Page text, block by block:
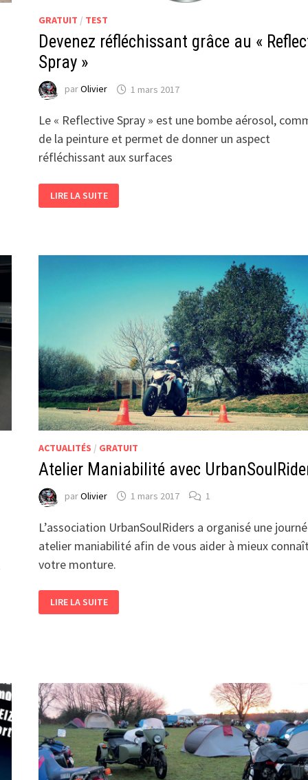
GRATUIT / TEST
Devenez réfléchissant grâce au «
Spray »
parOlivier 1 mars 2017
Le « Reflective Spray » est une bombe aérosol,
de la peinture et permet de donner un aspect
réfléchissant aux surfaces
RÉFLÉCHISSANT
GRÂCE
LIRE LA SUITE
ACTUALITÉS / GRATUIT
Atelier Maniabilité avec
parOlivier 1 mars 2017 1
L’association UrbanSoulRiders a organisé une
atelier maniabilité afin de vous aider à mieux
votre monture.
MANIABILITÉ
AVEC
LIRE LA SUITE